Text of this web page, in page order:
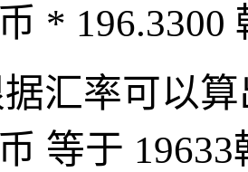
* 196.3300
汇率可以
等于